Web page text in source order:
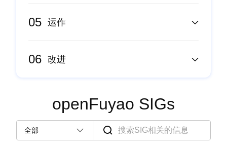
05 运作
06 改进
openFuyao SIGs